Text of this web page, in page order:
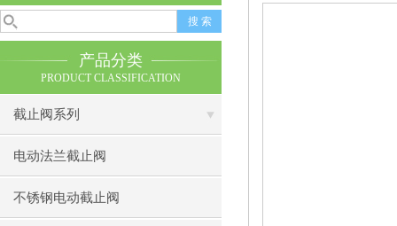
产品分类
PRODUCT CLASSIFICATION
截止阀系列
电动法兰截止阀
不锈钢电动截止阀